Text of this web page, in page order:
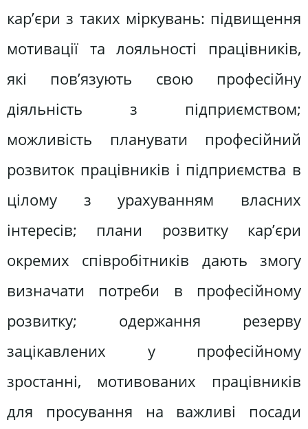
кар’єри з таких міркувань: підвищення
мотивації та лояльності працівників,
які пов’язують свою професійну
діяльність з підприємством;
можливість планувати професійний
розвиток працівників і підприємства в
цілому з урахуванням власних
інтересів; плани розвитку кар’єри
окремих співробітників дають змогу
визначати потреби в професійному
розвитку; одержання резерву
зацікавлених у професійному
зростанні, мотивованих працівників
для просування на важливі посади